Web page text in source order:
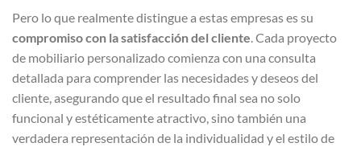
Pero lo que realmente distingue a estas empresas es su
compromiso con la satisfacción del cliente. Cada proyecto
de mobiliario personalizado comienza con una consulta
detallada para comprender las necesidades y deseos del
cliente, asegurando que el resultado final sea no solo
funcional y estéticamente atractivo, sino también una
verdadera representación de la individualidad y el estilo de